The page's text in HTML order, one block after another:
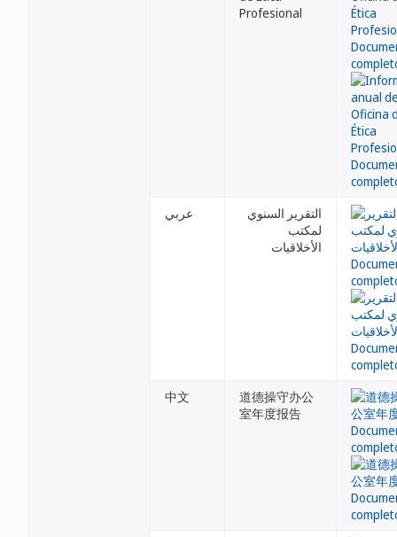
Profesional
عربي
التقرير السنوي
لمكتب
الأخلاقيات
中文
道德操守办公
室年度报告